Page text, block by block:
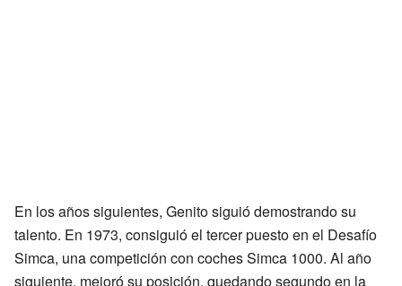
En los años siguientes, Genito siguió demostrando su
talento. En 1973, consiguió el tercer puesto en el Desafío
Simca, una competición con coches Simca 1000. Al año
siguiente, mejoró su posición, quedando segundo en la